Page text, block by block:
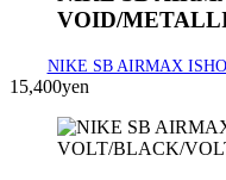
VOID/
NIKE SB AIRMAX
15,400yen